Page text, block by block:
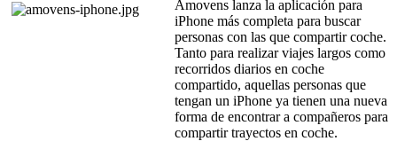
Amovens lanza la aplicación para
iPhone más completa para buscar
personas con las que compartir coche.
Tanto para realizar viajes largos como
recorridos diarios en coche
compartido, aquellas personas que
tengan un iPhone ya tienen una nueva
forma de encontrar a compañeros para
compartir trayectos en coche.